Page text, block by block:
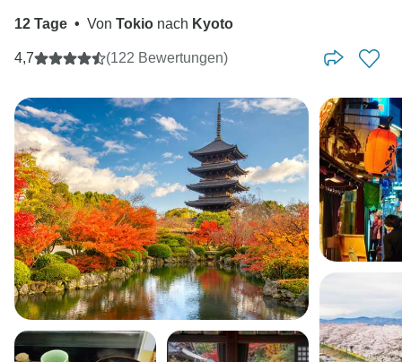
12 Tage • Von Tokio nach Kyoto
4,7 (122 Bewertungen)